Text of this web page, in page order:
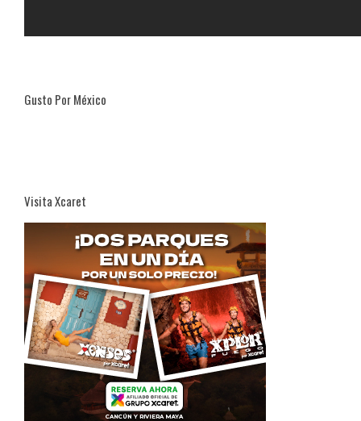
Gusto Por México
Visita Xcaret